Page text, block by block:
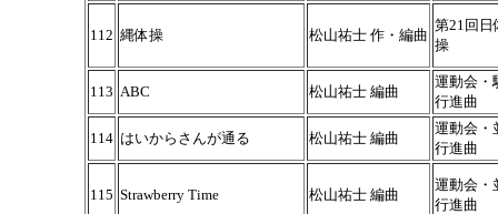
112 縄体操 松山祐士 作・編曲
第21回日
操
113 ABC 松山祐士 編曲
運動会・
行進曲
114 はいからさんが通る 松山祐士 編曲
運動会・
行進曲
115 Strawberry Time 松山祐士 編曲
運動会・
行進曲